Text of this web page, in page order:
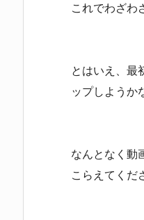
これでわざわ
とはいえ、最
ップしようか
なんとなく動
こらえてくだ